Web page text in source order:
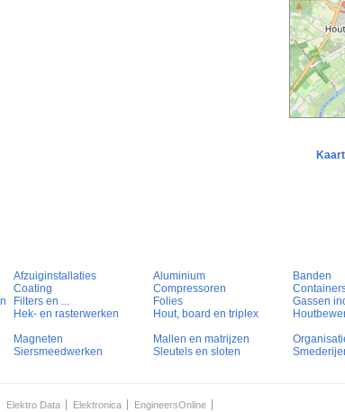
Afzuiginstallaties Aluminium Banden
Coating Compressoren
Filters en ... Folies Gassen
Hek- en rasterwerken Hout, board en triplex
Magneten Mallen en matrijzen
Siersmeedwerken Sleutels en sloten
Elektro Data Elektronica EngineersOnline